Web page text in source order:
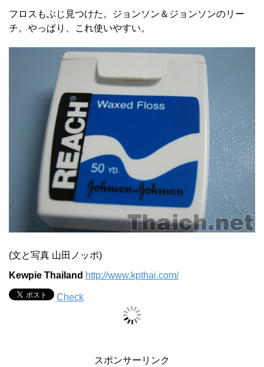
フロスもぶじ見つけた。ジョンソン＆ジョンソンのリー
チ。やっぱり、これ使いやすい。
(文と写真 山田ノッポ)
Kewpie Thailand http://www.kpthai.com/
Check
スポンサーリンク